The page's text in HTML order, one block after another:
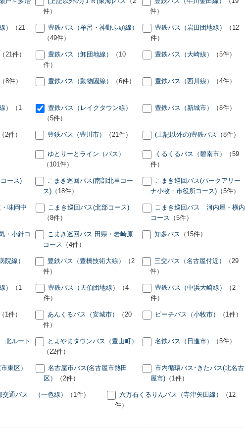
件）
件）
）
（21
豊鉄バス（牟呂・神野ふ頭線）
（49件）
豊鉄バス（岩田団地線）
（12
件）
（21件） 豊鉄バス（卸団地線）
（10
件）
豊鉄バス（大崎線） （5件）
（8件） 豊鉄バス（動物園線） （6件） 豊鉄バス（西川線） （4件）
）
（1
豊鉄バス（レイクタウン線）
（5件）
豊鉄バス（新城市） （8件）
（2件） 豊鉄バス（豊川市） （21件） (上記以外の)豊鉄バス （8件）
ゆとりーとライン（バス）
（101件）
くるくるバス（碧南市）
（59
件）
ース)
こまき巡回バス(南部北里コー
ス)（18件）
こまき巡回バス(パークアリー
ナ小牧・市役所コース)（5件）
味岡中
こまき巡回バス(北部コース)
（8件）
こまき巡回バス 河内屋・横内
コース （5件）
・小針コ
こまき巡回バス 田県・岩崎原
コース （4件）
知多バス （15件）
院線）
豊鉄バス（豊橋技術大線）
（2
件）
三交バス（名古屋付近）
（29
件）
）
（1
豊鉄バス（天伯団地線）
（4
件）
豊鉄バス（中浜大崎線）
（2
件）
（1件） あんくるバス（安城市）
（20
件）
ピーチバス（小牧市） （1件）
北ルート
とよやまタウンバス（豊山町）
（22件）
名鉄バス（日進市） （5件）
東区）
名古屋市バス(名古屋市熱田
区）
（2件）
市内循環バス･きたバス(北名古
屋市)（1件）
交通バス （一色線） （1件） 六万石くるりんバス（寺津矢田線）
（12
件）